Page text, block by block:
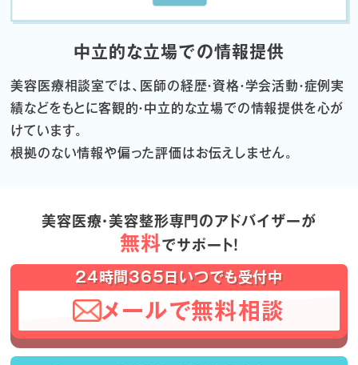
中立的な立場での情報提供
美容医療相談室では、医師の経歴・資格・学会活動・症例実
績などをもとに客観的・中立的な立場での情報提供を心が
けています。
根拠のない情報や偏った評価はお伝えしません。
美容医療・美容整形専門のアドバイザーが
無料でサポート！
24時間365日いつでも受付中
メールで無料相談